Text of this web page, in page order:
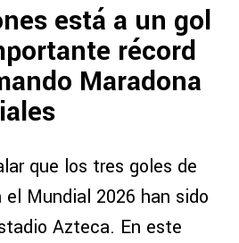
está a un gol
récord
Maradona
que los tres goles de
Mundial 2026 han sido
Azteca. En este